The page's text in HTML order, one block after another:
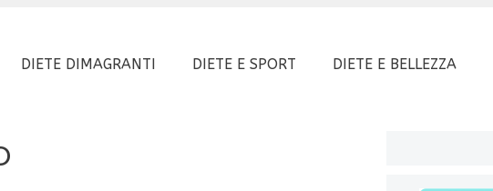
DIETE DIMAGRANTI DIETE E SPORT DIETE E BELLEZZA